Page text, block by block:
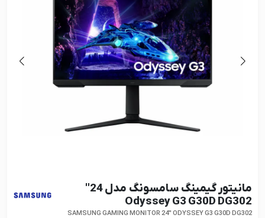
مانیتور گیمینگ سامسونگ مدل 24"
Odyssey G3 G30D DG302
SAMSUNG GAMING MONITOR 24" ODYSSEY G3 G30D DG302